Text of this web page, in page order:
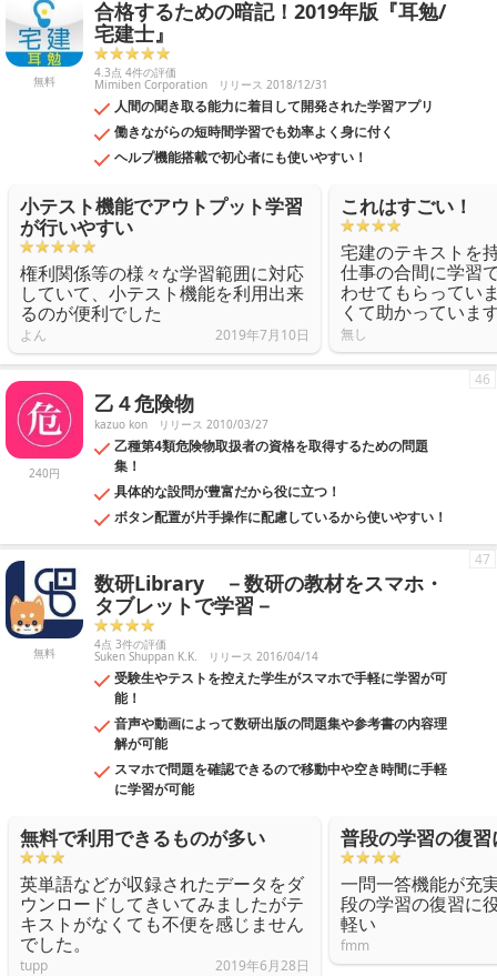
無料
合格するための暗記！2019年版『耳勉/
宅建士』
4.3点 4件の評価
Mimiben Corporation リリース 2018/12/31
人間の聞き取る能力に着目して開発された学習アプリ
働きながらの短時間学習でも効率よく身に付く
ヘルプ機能搭載で初心者にも使いやすい！
小テスト機能でアウトプット学習
が行いやすい
権利関係等の様々な学習範囲に対応
していて、小テスト機能を利用出来
るのが便利でした
よん 2019年7月10日
これはすごい！
宅建のテキストを
仕事の合間に学習
わせてもらってい
くて助かっていま
無し
240円
乙４危険物
kazuo kon リリース 2010/03/27
乙種第4類危険物取扱者の資格を取得するための問題
集！
具体的な設問が豊富だから役に立つ！
ボタン配置が片手操作に配慮しているから使いやすい！
46
無料
数研Library －数研の教材をスマホ・
タブレットで学習－
4点 3件の評価
Suken Shuppan K.K. リリース 2016/04/14
受験生やテストを控えた学生がスマホで手軽に学習が可
能！
音声や動画によって数研出版の問題集や参考書の内容理
解が可能
スマホで問題を確認できるので移動中や空き時間に手軽
に学習が可能
47
無料で利用できるものが多い
英単語などが収録されたデータをダ
ウンロードしてきいてみましたがテ
キストがなくても不便を感じません
でした。
tupp 2019年6月28日
普段の学習の復習
一問一答機能が充
段の学習の復習に
軽い
fmm